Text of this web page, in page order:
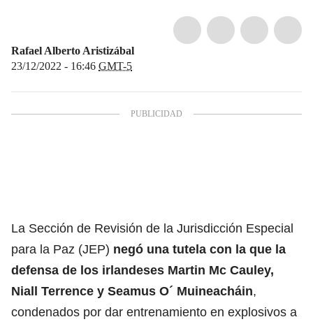
Rafael Alberto Aristizábal
23/12/2022 - 16:46 GMT-5
La Sección de Revisión de la Jurisdicción Especial
para la Paz (JEP) negó una tutela con la que la
defensa de los irlandeses Martin Mc Cauley,
Niall Terrence y Seamus O´ Muineacháin,
condenados por dar entrenamiento en explosivos a